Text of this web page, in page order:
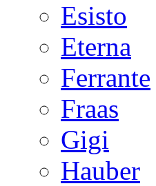
Esisto
Eterna
Ferrante
Fraas
Gigi
Hauber